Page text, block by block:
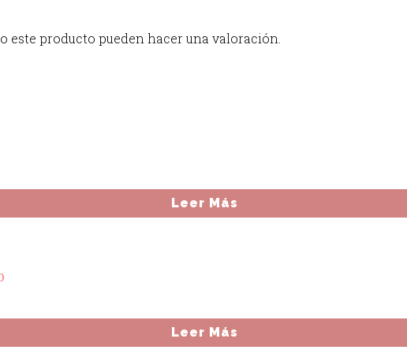
este producto pueden hacer una valoración.
Leer Más
Leer Más